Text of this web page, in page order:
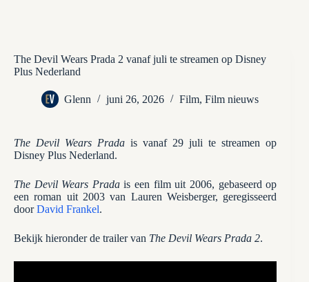
The Devil Wears Prada 2 vanaf juli te streamen op Disney
Plus Nederland
Glenn juni 26, 2026 Film, Film nieuws
The Devil Wears Pradais vanaf 29 juli te streamen op
Disney Plus Nederland.
The Devil Wears Pradais een film uit 2006, gebaseerd op
een roman uit 2003 van Lauren Weisberger, geregisseerd
doorDavid Frankel.
Bekijk hieronder de trailer van The Devil Wears Prada 2.